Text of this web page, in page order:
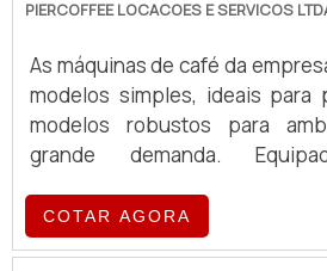
PIERCOFFEE LOCACOES E SERVICOS
As máquinas de café da
modelos simples, ideais para
modelos robustos para
grande demanda.
oferecem eficiência e
preparo de café, atendendo
COTAR AGORA